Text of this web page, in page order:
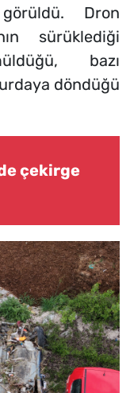
Dron
sürüklediği
bazı
döndüğü
çekirge